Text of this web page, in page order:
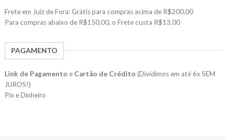
Frete em Juiz de Fora: Grátis para compras acima de R$200,00
Para compras abaixo de R$150,00, o Frete custa R$13,00
PAGAMENTO
Link de Pagamento e Cartão de Crédito (Dividimos em até 6x SEM
JUROS!)
Pix e Dinheiro